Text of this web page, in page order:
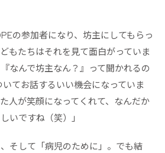
の参加者になり、坊主にしてもらっ
もたちはそれを見て面白がっていま
なんで坊主なん？』って聞かれるの
てお話するいい機会になっていま
人が笑顔になってくれて、なんだか
いですね（笑）」
そして「病児のために」。でも結